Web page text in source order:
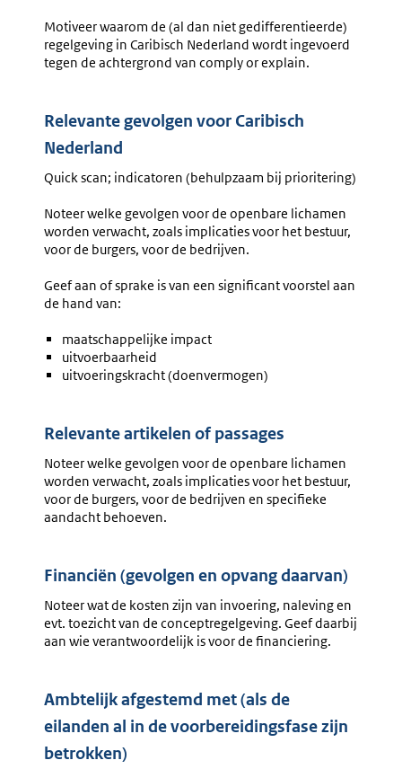
Motiveer waarom de (al dan niet gedifferentieerde)
regelgeving in Caribisch Nederland wordt ingevoerd
tegen de achtergrond van comply or explain.
Relevante gevolgen voor Caribisch
Nederland
Quick scan; indicatoren (behulpzaam bij prioritering)
Noteer welke gevolgen voor de openbare lichamen
worden verwacht, zoals implicaties voor het bestuur,
voor de burgers, voor de bedrijven.
Geef aan of sprake is van een significant voorstel aan
de hand van:
maatschappelijke impact
uitvoerbaarheid
uitvoeringskracht (doenvermogen)
Relevante artikelen of passages
Noteer welke gevolgen voor de openbare lichamen
worden verwacht, zoals implicaties voor het bestuur,
voor de burgers, voor de bedrijven en specifieke
aandacht behoeven.
Financiën (gevolgen en opvang daarvan)
Noteer wat de kosten zijn van invoering, naleving en
evt. toezicht van de conceptregelgeving. Geef daarbij
aan wie verantwoordelijk is voor de financiering.
Ambtelijk afgestemd met (als de
eilanden al in de voorbereidingsfase zijn
betrokken)